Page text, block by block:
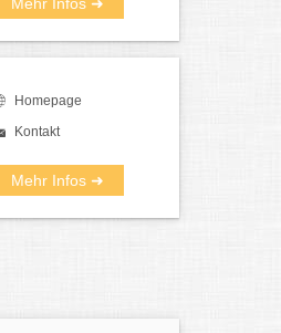
Homepage
Kontakt
Mehr Infos ➜